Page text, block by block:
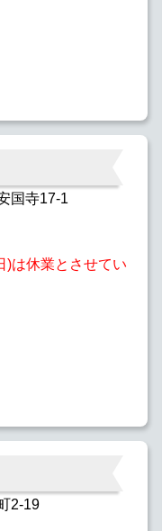
国寺17-1
)は休業とさせてい
2-19